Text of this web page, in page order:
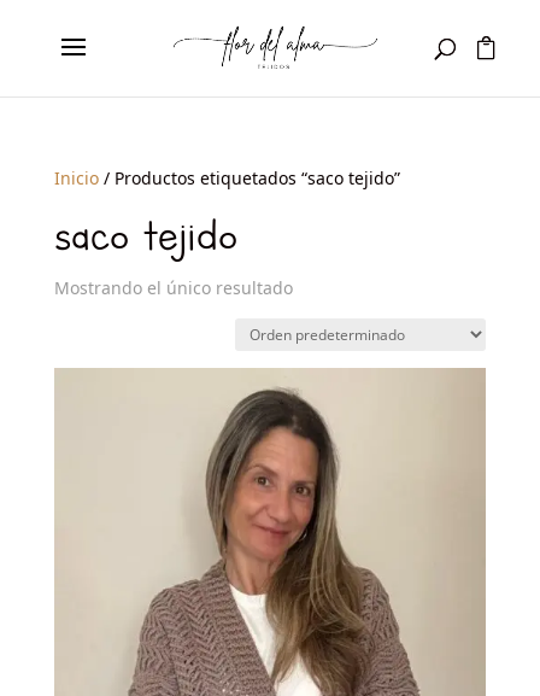
Inicio/ Productos etiquetados “saco tejido”
saco tejido
Mostrando el único resultado